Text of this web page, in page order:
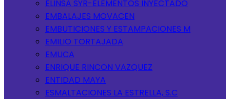
ELINSA SYR-ELEMENTOS INYECTADO
EMBALAJES MOVACEN
EMBUTICIONES Y ESTAMPACIONES M
EMILIO TORTAJADA
EMUCA
ENRIQUE RINCON VAZQUEZ
ENTIDAD MAYA
ESMALTACIONES LA ESTRELLA, S.C